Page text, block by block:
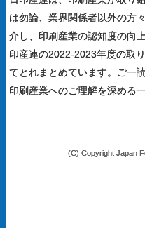
は勿論、業界関係者以外の方
介し、印刷産業の認知度の向
印産連の2022-2023年度の取
てとれまとめています。ご一
印刷産業へのご理解を深める
(C) Copyright Japan